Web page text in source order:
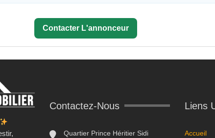
Contacter L'annonceur
Contactez-Nous
Quartier Prince Héritier Sidi
Liens
Accueil